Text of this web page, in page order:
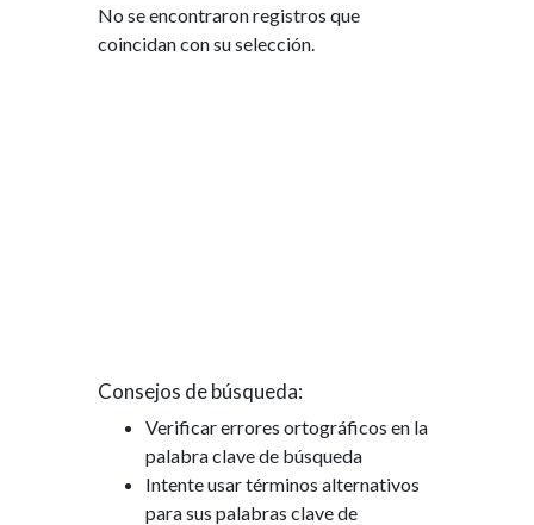
No se encontraron registros que
coincidan con su selección.
Consejos de búsqueda:
Verificar errores ortográficos en la
palabra clave de búsqueda
Intente usar términos alternativos
para sus palabras clave de